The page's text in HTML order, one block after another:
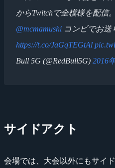
からTwitchで全模様を配信
@mcmamushi コンビでお
https://t.co/JaGqTEGtAl
Bull 5G (@RedBull5G) 2016
サイドアクト
会場では、大会以外にもサイ